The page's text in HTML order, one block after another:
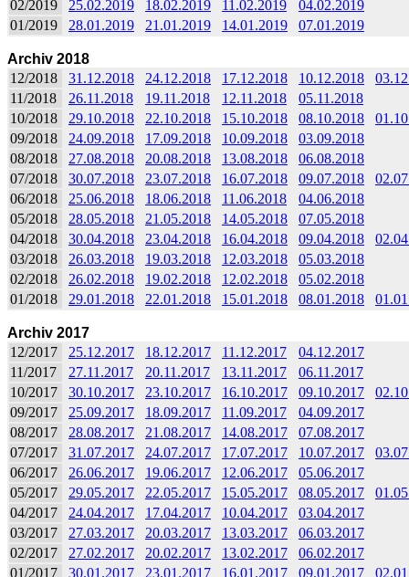
02/2019
25.02.2019 18.02.2019 11.02.2019
04.02.2019
01/2019
28.01.2019 21.01.2019 14.01.2019 07.01.2019
Archiv 2018
12/2018
31.12.2018 24.12.2018 17.12.2018 10.12.2018
11/2018
26.11.2018 19.11.2018 12.11.2018
05.11.2018
10/2018
29.10.2018 22.10.2018 15.10.2018 08.10.2018
09/2018
24.09.2018 17.09.2018 10.09.2018
03.09.2018
08/2018
27.08.2018 20.08.2018 13.08.2018
06.08.2018
07/2018
30.07.2018 23.07.2018 16.07.2018 09.07.2018
06/2018
25.06.2018 18.06.2018 11.06.2018
04.06.2018
05/2018
28.05.2018 21.05.2018 14.05.2018
07.05.2018
04/2018
30.04.2018 23.04.2018 16.04.2018 09.04.2018
03/2018
26.03.2018 19.03.2018 12.03.2018
05.03.2018
02/2018
26.02.2018 19.02.2018 12.02.2018
05.02.2018
01/2018
29.01.2018 22.01.2018 15.01.2018 08.01.2018
Archiv 2017
12/2017
25.12.2017 18.12.2017 11.12.2017
04.12.2017
11/2017
27.11.2017 20.11.2017 13.11.2017
06.11.2017
10/2017
30.10.2017 23.10.2017 16.10.2017 09.10.2017
09/2017
25.09.2017 18.09.2017 11.09.2017
04.09.2017
08/2017
28.08.2017 21.08.2017 14.08.2017
07.08.2017
07/2017
31.07.2017 24.07.2017 17.07.2017 10.07.2017
06/2017
26.06.2017 19.06.2017 12.06.2017
05.06.2017
05/2017
29.05.2017 22.05.2017 15.05.2017 08.05.2017
04/2017
24.04.2017 17.04.2017 10.04.2017
03.04.2017
03/2017
27.03.2017 20.03.2017 13.03.2017
06.03.2017
02/2017
27.02.2017 20.02.2017 13.02.2017
06.02.2017
01/2017
30.01.2017 23.01.2017 16.01.2017 09.01.2017